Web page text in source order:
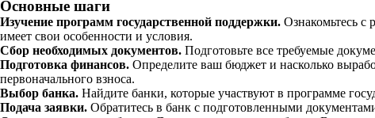
Основные шаги
Изучение программ государственной поддержки. Ознакомьтесь
имеет свои особенности и условия.
Сбор необходимых документов. Подготовьте все требуемые
Подготовка финансов. Определите ваш бюджет и насколько
первоначального взноса.
Выбор банка. Найдите банки, которые участвуют в программе
Подача заявки. Обратитесь в банк с подготовленными